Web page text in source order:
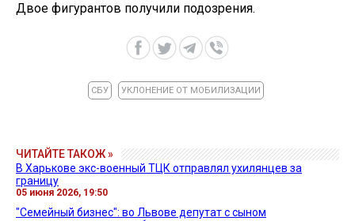
Двое фигурантов получили подозрения.
СБУ УКЛОНЕНИЕ ОТ МОБИЛИЗАЦИИ
ЧИТАЙТЕ ТАКОЖ »
В Харькове экс-военный ТЦК отправлял ухилянцев за
границу
05 июня 2026, 19:50
"Семейный бизнес": во Львове депутат с сыном